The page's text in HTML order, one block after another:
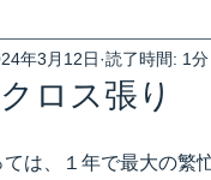
ロス張り
年3月12日 読了時間: 1分
は、１年で最大の繁